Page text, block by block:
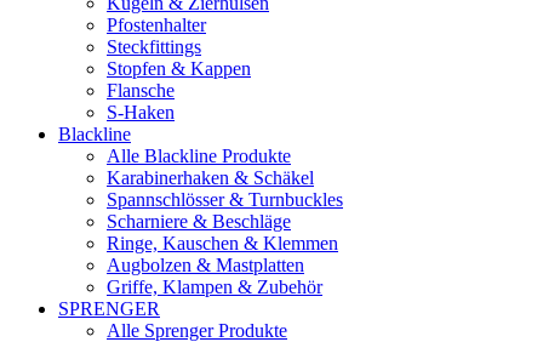
Pfostenhalter
Steckfittings
Stopfen & Kappen
Flansche
S-Haken
Blackline
Alle Blackline Produkte
Karabinerhaken & Schäkel
Spannschlösser & Turnbuckles
Scharniere & Beschläge
Ringe, Kauschen & Klemmen
Augbolzen & Mastplatten
Griffe, Klampen & Zubehör
SPRENGER
Alle Sprenger Produkte